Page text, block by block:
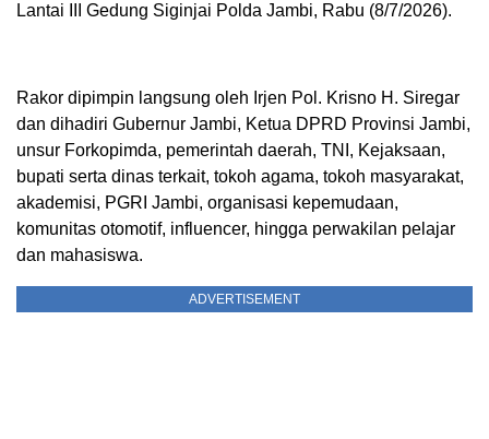
Lantai III Gedung Siginjai Polda Jambi, Rabu (8/7/2026).
Rakor dipimpin langsung oleh Irjen Pol. Krisno H. Siregar
dan dihadiri Gubernur Jambi, Ketua DPRD Provinsi Jambi,
unsur Forkopimda, pemerintah daerah, TNI, Kejaksaan,
bupati serta dinas terkait, tokoh agama, tokoh masyarakat,
akademisi, PGRI Jambi, organisasi kepemudaan,
komunitas otomotif, influencer, hingga perwakilan pelajar
dan mahasiswa.
ADVERTISEMENT